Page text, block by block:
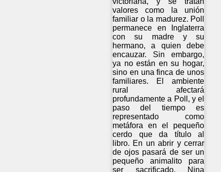
valores como la unión
familiar o la madurez. Poll
permanece en Inglaterra
con su madre y su
hermano, a quien debe
encauzar. Sin embargo,
ya no están en su hogar,
sino en una finca de unos
familiares. El ambiente
rural afectará
profundamente a Poll, y el
paso del tiempo es
representado como
metáfora en el pequeño
cerdo que da título al
libro. En un abrir y cerrar
de ojos pasará de ser un
pequeño animalito para
ser sacrificado. Nina